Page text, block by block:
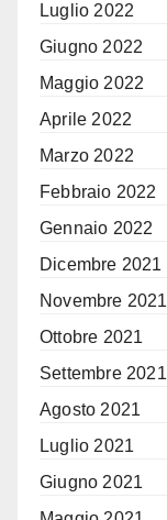
Luglio 2022
Giugno 2022
Maggio 2022
Aprile 2022
Marzo 2022
Febbraio 2022
Gennaio 2022
Dicembre 2021
Novembre 2021
Ottobre 2021
Settembre 2021
Agosto 2021
Luglio 2021
Giugno 2021